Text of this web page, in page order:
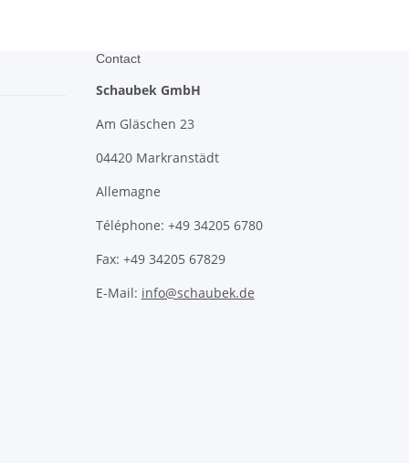
Contact
Schaubek GmbH
Am Gläschen 23
04420 Markranstädt
Allemagne
Téléphone: +49 34205 6780
Fax: +49 34205 67829
E-Mail: info@schaubek.de